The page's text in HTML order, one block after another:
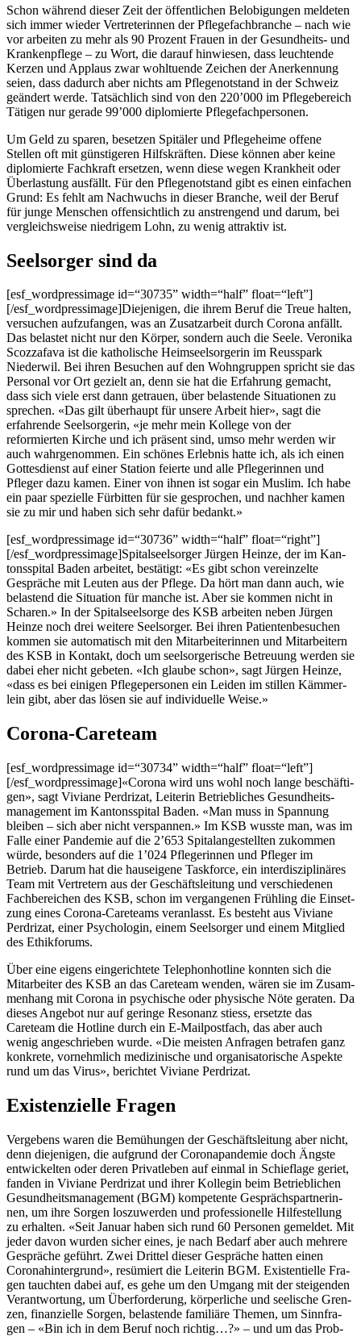
Schon während dieser Zeit der öffentlichen Belo­bi­gun­gen melde­ten
sich immer wieder Vertreterin­nen der Pflege­fach­branche – nach wie
vor arbeit­en zu mehr als 90 Prozent Frauen in der Gesund­heits- und
Krankenpflege – zu Wort, die darauf hin­wiesen, dass leuch­t­ende
Kerzen und Applaus zwar wohltuende Zeichen der Anerken­nung
seien, dass dadurch aber nichts am Pflegenot­stand in der Schweiz
geän­dert werde. Tat­säch­lich sind von den 220’000 im Pflege­bere­ich
Täti­gen nur ger­ade 99’000 diplomierte Pflege­fach­per­so­n­en.
Um Geld zu sparen, beset­zen Spitäler und Pflege­heime offene
Stellen oft mit gün­stigeren Hil­f­skräften. Diese kön­nen aber keine
diplomierte Fachkraft erset­zen, wenn diese wegen Krankheit oder
Über­las­tung aus­fällt. Für den Pflegenot­stand gibt es einen ein­fachen
Grund: Es fehlt am Nach­wuchs in dieser Branche, weil der Beruf
für junge Men­schen offen­sichtlich zu anstren­gend und darum, bei
ver­gle­ich­sweise niedrigem Lohn, zu wenig attrak­tiv ist.
Seelsorger sind da
[esf_wordpressimage id=“30735” width=“half” float=“left”]
[/esf_wordpressimage]Diejenigen, die ihrem Beruf die Treue hal­ten,
ver­suchen aufz­u­fan­gen, was an Zusatzarbeit durch Coro­na anfällt.
Das belastet nicht nur den Kör­p­er, son­dern auch die Seele. Veroni­ka
Scoz­zafa­va ist die katholis­che Heim­seel­sorg­erin im Reuss­park
Nieder­wil. Bei ihren Besuchen auf den Wohn­grup­pen spricht sie das
Per­son­al vor Ort gezielt an, denn sie hat die Erfahrung gemacht,
dass sich viele erst dann getrauen, über belas­tende Sit­u­a­tio­nen zu
sprechen. «Das gilt über­haupt für unsere Arbeit hier», sagt die
erfahrende Seel­sorg­erin, «je mehr mein Kol­lege von der
reformierten Kirche und ich präsent sind, umso mehr wer­den wir
auch wahrgenom­men. Ein schönes Erleb­nis hat­te ich, als ich einen
Gottes­di­enst auf ein­er Sta­tion feierte und alle Pflegerin­nen und
Pfleger dazu kamen. Ein­er von ihnen ist sog­ar ein Mus­lim. Ich habe
ein paar spezielle Für­bit­ten für sie gesprochen, und nach­her kamen
sie zu mir und haben sich sehr dafür bedankt.»
[esf_wordpressimage id=“30736” width=“half” float=“right”]
[/esf_wordpressimage]Spitalseelsorger Jür­gen Heinze, der im Kan­
ton­sspi­tal Baden arbeit­et, bestätigt: «Es gibt schon vere­inzelte
Gespräche mit Leuten aus der Pflege. Da hört man dann auch, wie
belas­tend die Sit­u­a­tion für manche ist. Aber sie kom­men nicht in
Scharen.» In der Spi­talseel­sorge des KSB arbeit­en neben Jür­gen
Heinze noch drei weit­ere Seel­sorg­er. Bei ihren Patien­tenbe­suchen
kom­men sie automa­tisch mit den Mitar­bei­t­erin­nen und Mitar­beit­ern
des KSB in Kon­takt, doch um seel­sorg­erische Betreu­ung wer­den sie
dabei eher nicht gebeten. «Ich glaube schon», sagt Jür­gen Heinze,
«dass es bei eini­gen Pflegeper­so­n­en ein Lei­den im stillen Käm­mer­
lein gibt, aber das lösen sie auf indi­vidu­elle Weise.»
Corona-Careteam
[esf_wordpressimage id=“30734” width=“half” float=“left”]
[/esf_wordpressimage]«Corona wird uns wohl noch lange beschäfti­
gen», sagt Viviane Per­drizat, Lei­t­erin Betrieblich­es Gesund­heits­
man­age­ment im Kan­ton­sspi­tal Baden. «Man muss in Span­nung
bleiben – sich aber nicht verspan­nen.» Im KSB wusste man, was im
Falle ein­er Pan­demie auf die 2’653 Spi­ta­langestell­ten zukom­men
würde, beson­ders auf die 1’024 Pflegerin­nen und Pfleger im
Betrieb. Darum hat die hau­seigene Task­force, ein inter­diszi­plinäres
Team mit Vertretern aus der Geschäft­sleitung und ver­schiede­nen
Fach­bere­ichen des KSB, schon im ver­gan­genen Früh­ling die Ein­set­
zung eines Coro­na-Careteams ver­an­lasst. Es beste­ht aus Viviane
Per­drizat, ein­er Psy­cholo­gin, einem Seel­sorg­er und einem Mit­glied
des Ethik­fo­rums.
Über eine eigens ein­gerichtete Tele­phon­hot­line kon­nten sich die
Mitar­beit­er des KSB an das Careteam wen­den, wären sie im Zusam­
men­hang mit Coro­na in psy­chis­che oder physis­che Nöte ger­at­en. Da
dieses Ange­bot nur auf geringe Res­o­nanz stiess, erset­zte das
Careteam die Hot­line durch ein E‑Mailpostfach, das aber auch
wenig angeschrieben wurde. «Die meis­ten Anfra­gen betrafen ganz
konkrete, vornehm­lich medi­zinis­che und organ­isatorische Aspek­te
rund um das Virus», berichtet Viviane Per­drizat.
Existenzielle Fragen
Vergebens waren die Bemühun­gen der Geschäft­sleitung aber nicht,
denn diejeni­gen, die auf­grund der Coro­n­a­pan­demie doch Äng­ste
entwick­el­ten oder deren Pri­vatleben auf ein­mal in Schieflage geri­et,
fan­den in Viviane Per­drizat und ihrer Kol­le­gin beim Betrieblichen
Gesund­heits­man­age­ment (BGM) kom­pe­tente Gesprächspart­ner­in­
nen, um ihre Sor­gen loszuw­er­den und pro­fes­sionelle Hil­festel­lung
zu erhal­ten. «Seit Jan­u­ar haben sich rund 60 Per­so­n­en gemeldet. Mit
jed­er davon wur­den sich­er eines, je nach Bedarf aber auch mehrere
Gespräche geführt. Zwei Drit­tel dieser Gespräche hat­ten einen
Coro­n­ahin­ter­grund», resümiert die Lei­t­erin BGM. Exis­ten­tielle Fra­
gen taucht­en dabei auf, es gehe um den Umgang mit der steigen­den
Ver­ant­wor­tung, um Über­forderung, kör­per­liche und seel­is­che Gren­
zen, finanzielle Sor­gen, belas­tende famil­iäre The­men, um Sin­n­fra­
gen – «Bin ich in dem Beruf noch richtig…?» – und um das Prob­